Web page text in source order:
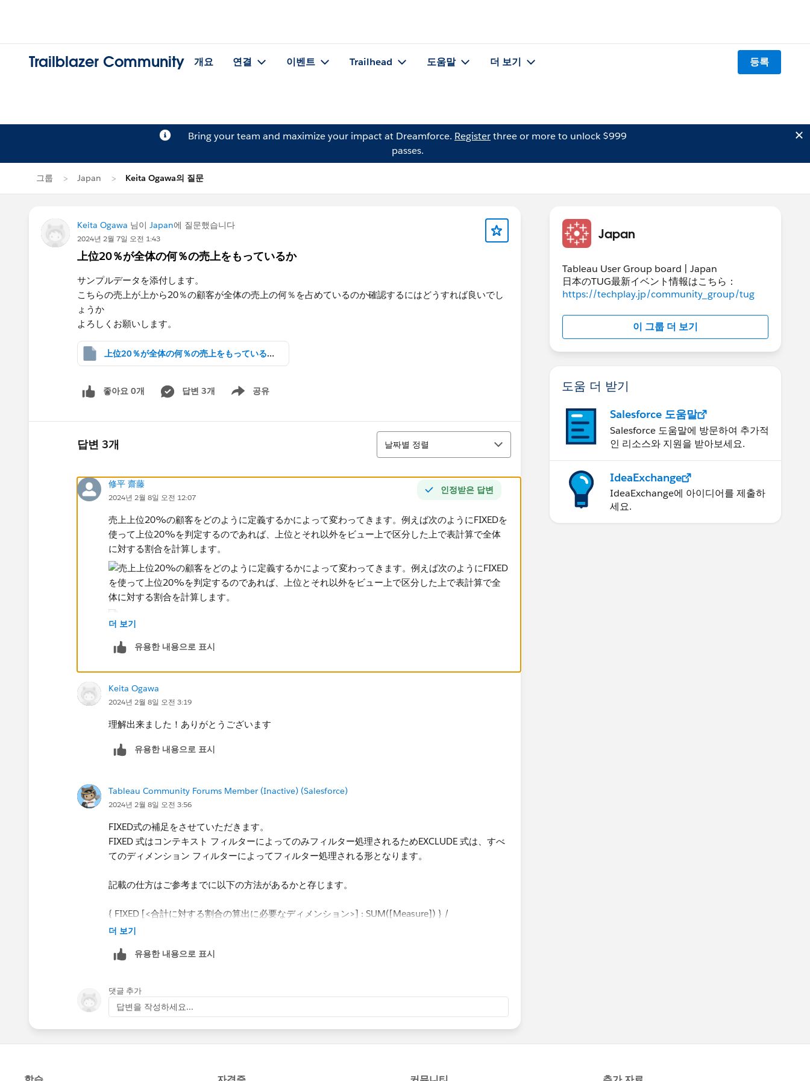
Trailblazer Community 개요 연결 이벤트 Trailhead 도움말 더 보기 등록
Bring your team and maximize your impact at Dreamforce. Registerthree or more to unlock $999
passes.
그룹 Japan Keita Ogawa의 질문
Keita Ogawa 님이 Japan에 질문했습니다
2024년 2월 7일 오전 1:43
上位20％が全体の何％の売上をもっているか
サンプルデータを添付します。
こちらの売上が上から20％の顧客が全体の売上の何％を占めているのか確認するにはどうすれば良いでし
ょうか
よろしくお願いします。
上位20％が全体の何％の売上をもっているか.twbx
좋아요 0개 답변 3개 공유
Show menu
답변 3개
정렬
날짜별 정렬
인정받은 답변
修平 齋藤
2024년 2월 8일 오전 12:07
売上上位20%の顧客をどのように定義するかによって変わってきます。例えば次のようにFIXEDを
使って上位20%を判定するのであれば、上位とそれ以外をビュー上で区分した上で表計算で全体
に対する割合を計算します。
더 보기
유용한 내용으로 표시
Keita Ogawa
2024년 2월 8일 오전 3:19
理解出来ました！ありがとうございます
유용한 내용으로 표시
Tableau Community Forums Member (Inactive) (Salesforce)
2024년 2월 8일 오전 3:56
FIXED式の補足をさせていただきます。
FIXED 式はコンテキスト フィルターによってのみフィルター処理されるためEXCLUDE 式は、すべ
てのディメンション フィルターによってフィルター処理される形となります。
記載の仕方はご参考までに以下の方法があるかと存じます。
{ FIXED [<合計に対する割合の算出に必要なディメンション>] : SUM([Measure]) } /
{ FIXED [<"合計" ディメンション>] : SUM([Measure]) }
더 보기
유용한 내용으로 표시
댓글 추가
답변을 작성하세요...
Japan
Tableau User Group board | Japan
日本のTUG最新イベント情報はこちら：
https://techplay.jp/community_group/tug
이 그룹 더 보기
도움 더 받기
Salesforce 도움말
Salesforce 도움말에 방문하여 추가적
인 리소스와 지원을 받아보세요.
IdeaExchange
IdeaExchange에 아이디어를 제출하
세요.